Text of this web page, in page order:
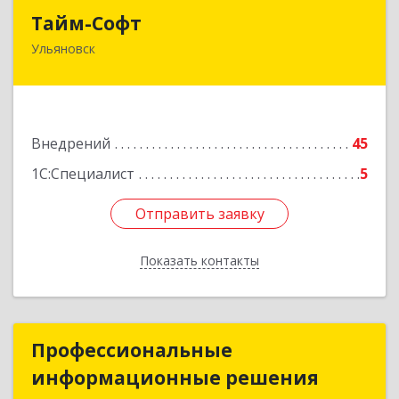
Тайм-Софт
Ульяновск
Внедрений
45
1С:Специалист
5
Отправить заявку
Показать контакты
Отправить заявку
Назад
Профессиональные
информационные решения
Профессиональные
информационные решения